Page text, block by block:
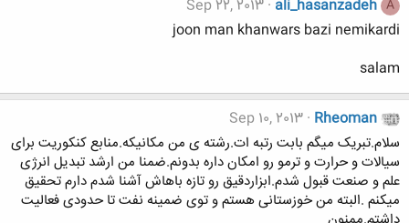
A
ali_hasanzadeh
Sep 22, 2013
joon man khanwars bazi nemikardi
salam
Rheoman
Sep 10, 2013
سلام.تبریک میگم بابت رتبه ات.رشته ی من مکانیکه.منابع کنکوریت برای
سیالات و حرارت و ترمو رو امکان داره بدونم.ضمنا من ارشد تبدیل انرژی
علم و صنعت قبول شدم.ابزاردقیق رو تازه باهاش آشنا شدم دارم تحقیق
میکنم .البته من خوزستانی هستم و توی ضمینه نفت تا حدودی فعالیت